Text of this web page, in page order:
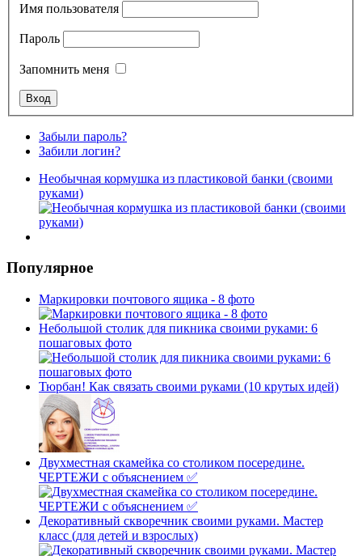
Имя пользователя
Пароль
Запомнить меня
Забыли пароль?
Забили логин?
Необычная кормушка из пластиковой банки (своими
руками)
Популярное
Маркировки почтового ящика - 8 фото
Небольшой столик для пикника своими руками: 6
пошаговых фото
Тюрбан! Как связать своими руками (10 крутых идей)
Двухместная скамейка со столиком посередине.
ЧЕРТЕЖИ с объяснением ✅
Декоративный скворечник своими руками. Мастер
класс (для детей и взрослых)